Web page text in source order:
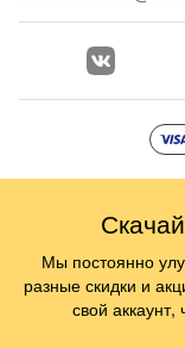
Мы постоянно
разные скидки и
свой